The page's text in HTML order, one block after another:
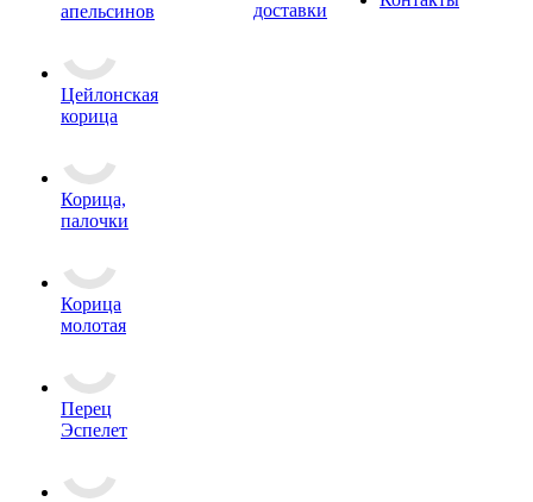
апельсинов
Цейлонская
корица
Корица,
палочки
Корица
молотая
Перец
Эспелет
доставки